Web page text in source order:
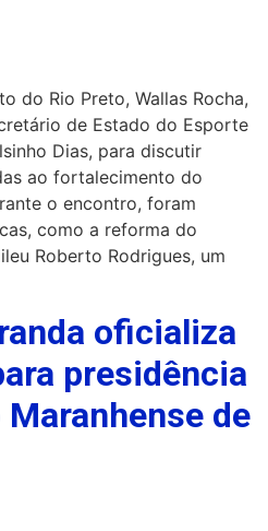
do Rio Preto, Wallas Rocha,
de Estado do Esporte
Dias, para discutir
ao fortalecimento do
o encontro, foram
como a reforma do
Roberto Rodrigues, um
oficializa
presidência
de